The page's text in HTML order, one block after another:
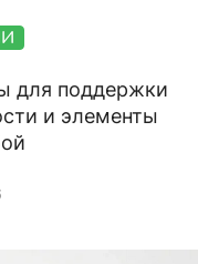
для поддержки
и элементы